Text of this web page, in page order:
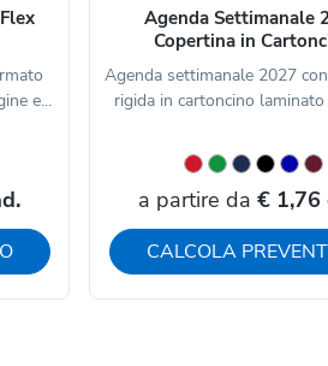
e...
Agenda Settimanale
Copertina in
Agenda settimanale 2027
rigida in cartoncino laminato
a partire da € 1,76
CALCOLA